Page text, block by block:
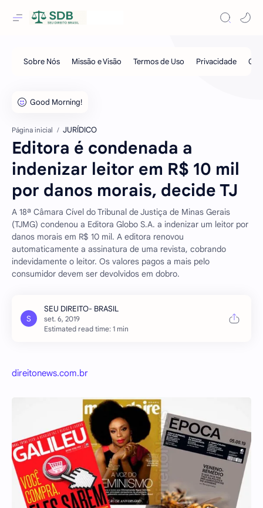
Página inicial JURÍDICO
Editora é condenada a
indenizar leitor em R$ 10 mil
por danos morais, decide TJ
A 18ª Câmara Cível do Tribunal de Justiça de Minas Gerais
(TJMG) condenou a Editora Globo S.A. a indenizar um leitor por
danos morais em R$ 10 mil. A editora renovou
automaticamente a assinatura de uma revista, cobrando
indevidamente o leitor. Os valores pagos a mais pelo
consumidor devem ser devolvidos em dobro.
Estimated read time: 1 min
direitonews.com.br